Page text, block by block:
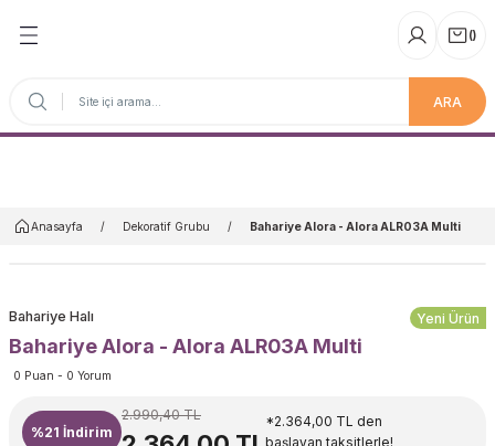
ARA
()
Anasayfa Dekoratif Grubu Bahariye Alora - Alora ALR03A Multi
Yeni Ürün
Bahariye Halı
Bahariye Alora - Alora ALR03A Multi
0 Puan - 0 Yorum
%21 İndirim
2.990,40 TL
*2.364,00 TL den
başlayan taksitlerle!